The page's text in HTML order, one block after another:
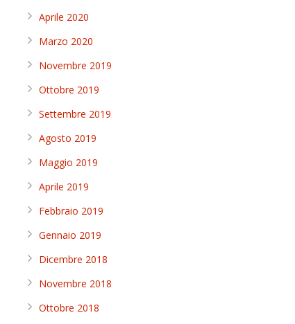
Aprile 2020
Marzo 2020
Novembre 2019
Ottobre 2019
Settembre 2019
Agosto 2019
Maggio 2019
Aprile 2019
Febbraio 2019
Gennaio 2019
Dicembre 2018
Novembre 2018
Ottobre 2018